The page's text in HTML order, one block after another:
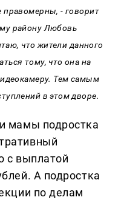
правомерны, - говорит
району Любовь
что жители данного
тому, что она на
Тем самым
в этом дворе.
мамы подростка
с выплатой
А подростка
по делам